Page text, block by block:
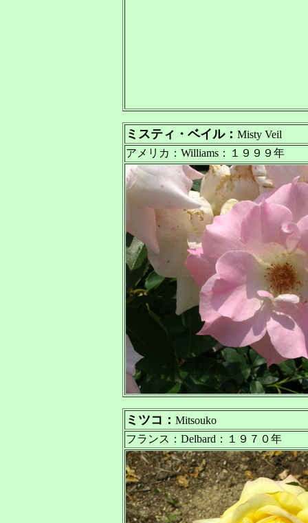
ミスティ・ベイル： Misty Veil
アメリカ：Williams：１９９９年
ミツコ： Mitsouko
フランス：Delbard：１９７０年